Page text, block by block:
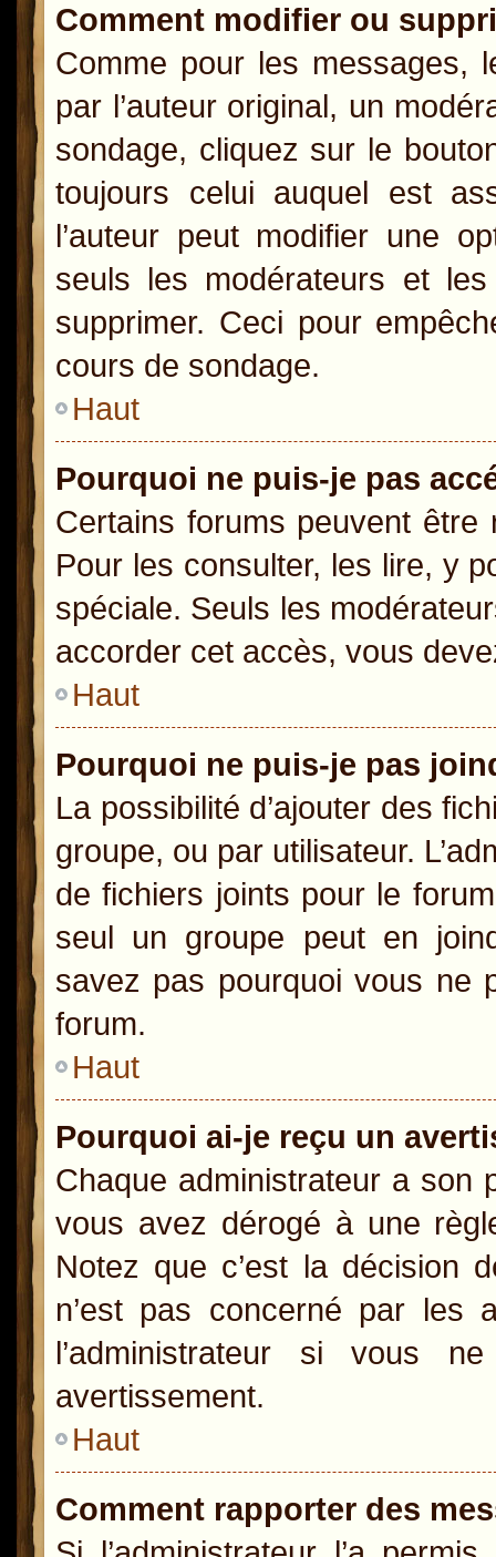
Comment modifier ou
Comme pour les messages,
par l’auteur original, un
sondage, cliquez sur le
toujours celui auquel est
l’auteur peut modifier une
seuls les modérateurs et
supprimer. Ceci pour
cours de sondage.
Haut
Pourquoi ne puis-je pas
Certains forums peuvent
Pour les consulter, les lire, y
spéciale. Seuls les
accorder cet accès, vous
Haut
Pourquoi ne puis-je pas
La possibilité d’ajouter des
groupe, ou par utilisateur.
de fichiers joints pour le
seul un groupe peut en
savez pas pourquoi vous ne
forum.
Haut
Pourquoi ai-je reçu un
Chaque administrateur a son
vous avez dérogé à une
Notez que c’est la décision
n’est pas concerné par les
l’administrateur si vous
avertissement.
Haut
Comment rapporter des